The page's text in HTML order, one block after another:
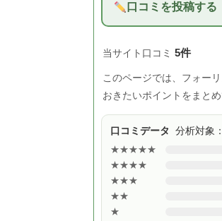
口コミを投稿する
当サイト口コミ 5件
このページでは、フォー
おきたいポイントをまとめ
口コミデータ 分析対象
★★★★★
★★★★
★★★
★★
★